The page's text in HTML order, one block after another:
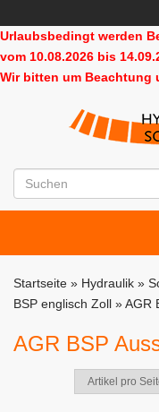
Urlaubsbedingt werden
vom 10.08.2026 bis
Wir bitten um Beachtung
Startseite » Hydraulik »
BSP englisch Zoll »AGR
AGR BSP